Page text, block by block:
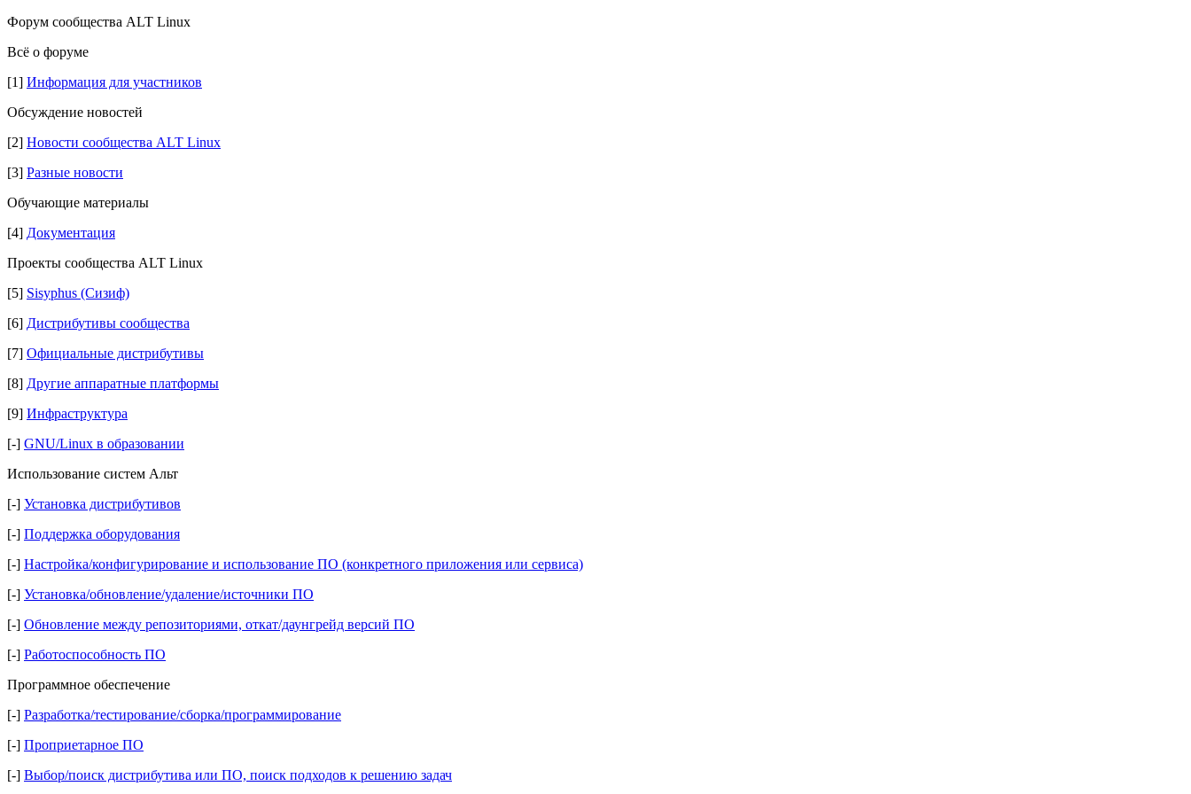
Форум сообщества ALT Linux
Всё о форуме
[1] Информация для участников
Обсуждение новостей
[2] Новости сообщества ALT Linux
[3] Разные новости
Обучающие материалы
[4] Документация
Проекты сообщества ALT Linux
[5] Sisyphus (Сизиф)
[6] Дистрибутивы сообщества
[7] Официальные дистрибутивы
[8] Другие аппаратные платформы
[9] Инфраструктура
[-] GNU/Linux в образовании
Использование систем Альт
[-] Установка дистрибутивов
[-] Поддержка оборудования
[-] Настройка/конфигурирование и использование ПО (конкретного приложения или сервиса)
[-] Установка/обновление/удаление/источники ПО
[-] Обновление между репозиториями, откат/даунгрейд версий ПО
[-] Работоспособность ПО
Программное обеспечение
[-] Разработка/тестирование/сборка/программирование
[-] Проприетарное ПО
[-] Выбор/поиск дистрибутива или ПО, поиск подходов к решению задач